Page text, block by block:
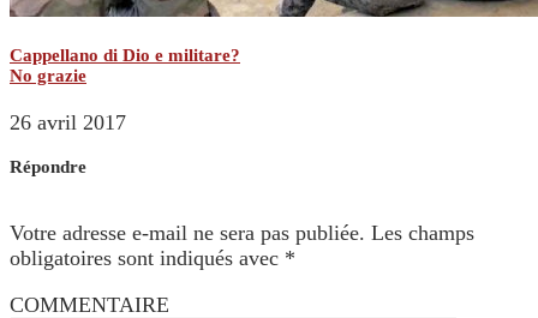
Cappellano di Dio e militare?
No grazie
26 avril 2017
Répondre
Votre adresse e-mail ne sera pas publiée. Les champs
obligatoires sont indiqués avec *
COMMENTAIRE